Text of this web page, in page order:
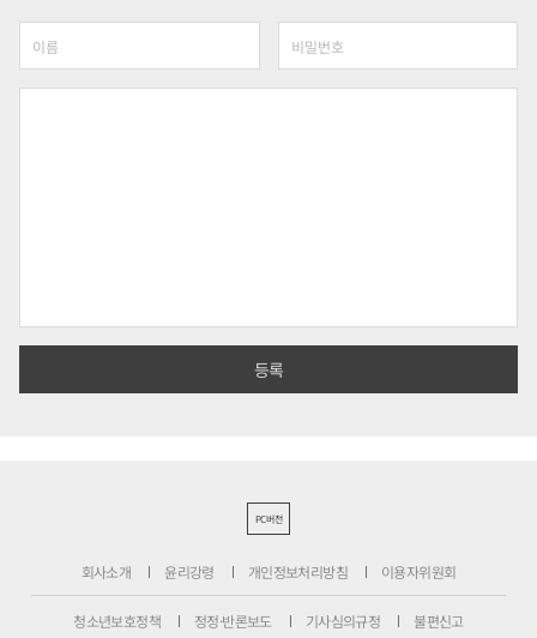
PC버전
회사소개 윤리강령 개인정보처리방침 이용자위원회
청소년보호정책 정정·반론보도 기사심의규정 불편신고